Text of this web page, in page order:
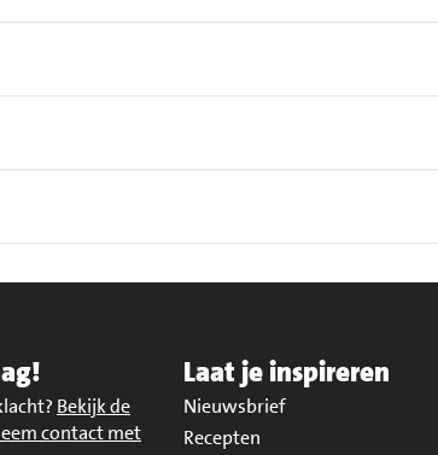
Bekijk de
contact met
Laat je inspireren
Nieuwsbrief
Recepten